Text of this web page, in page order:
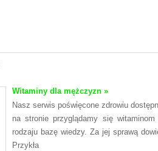
Witaminy dla mężczyzn »
Nasz serwis poświęcone zdrowiu
na stronie przyglądamy się
rodzaju bazę wiedzy. Za jej sprawą
Przykła